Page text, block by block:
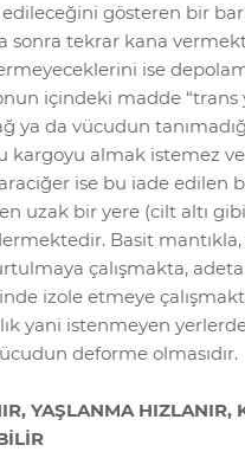
gösteren bir
sonra tekrar kana
ise
içindeki madde “trans
ya da vücudun
kargoyu almak istemez
ise bu iade edilen
uzak bir yere (cilt altı
Basit
çalışmakta, adeta
izole etmeye
yani istenmeyen
deforme olmasıdır.
YAŞLANMA HIZLANIR,